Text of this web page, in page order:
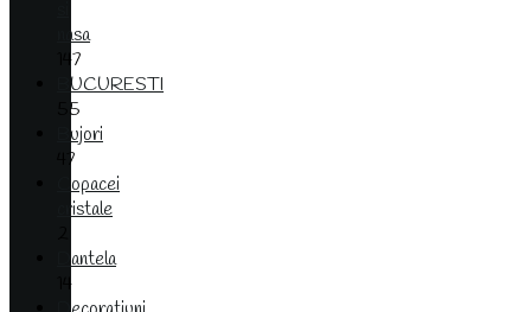
nasa
147
BUCURESTI
55
Bujori
47
Copacei
cristale
Dantela
14